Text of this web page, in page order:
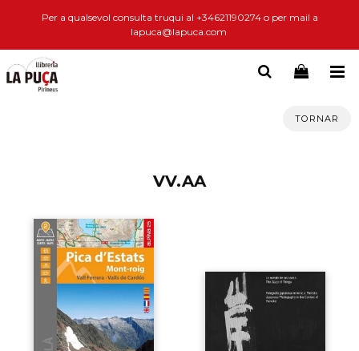
Per a qualsevol consulta truqui al +34621190274 o per mail a
lapuca@lapuca.com
TORNAR
VV.AA